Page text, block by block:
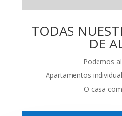
TODAS
DE
Podemos
Apartamentos
O casa